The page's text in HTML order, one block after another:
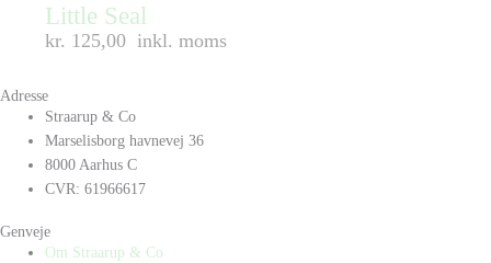
Little Seal
kr. 125,00 inkl. moms
Adresse
Straarup & Co
Marselisborg havnevej 36
8000 Aarhus C
CVR: 61966617
Genveje
Om Straarup & Co